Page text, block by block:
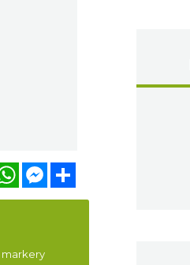
WhatsAppMessenger
markery